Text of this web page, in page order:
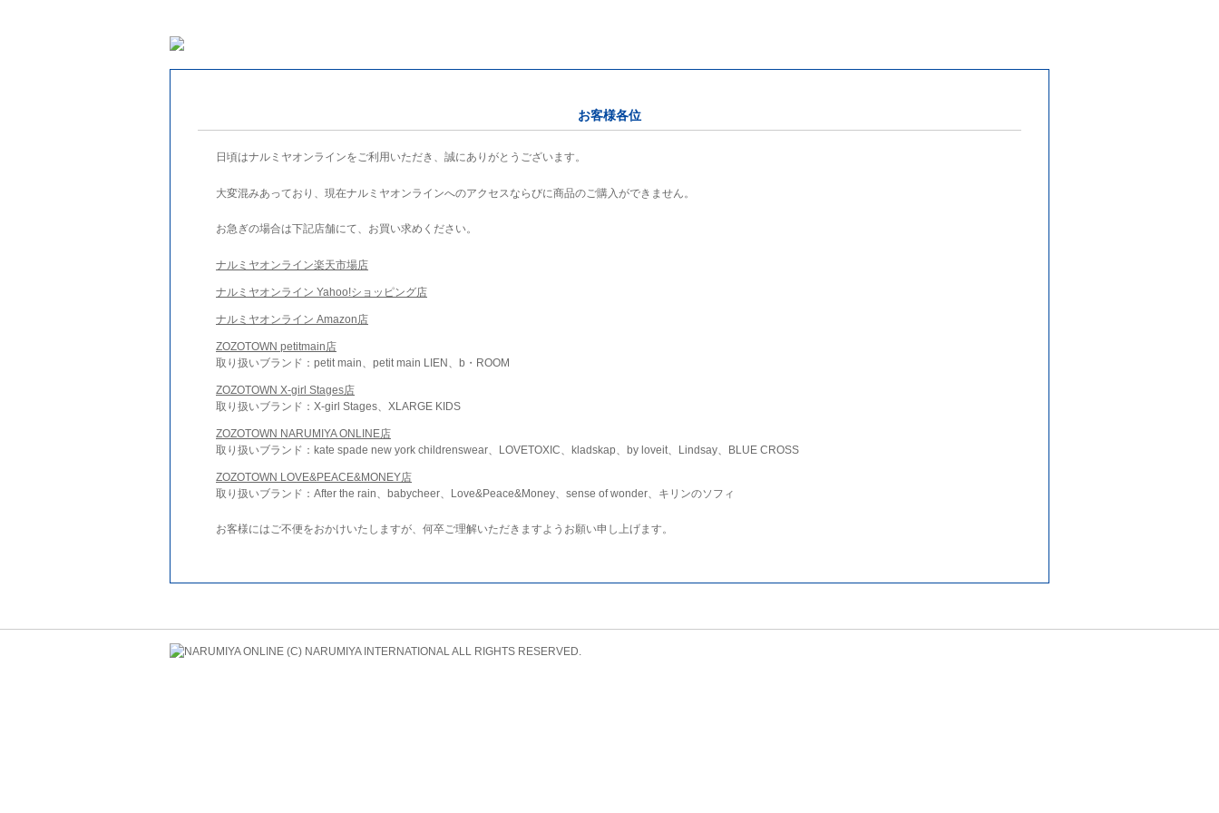
お客様各位
日頃はナルミヤオンラインをご利用いただき、誠にありがとうございます。
大変混みあっており、現在ナルミヤオンラインへのアクセスならびに商品のご購入ができません。
お急ぎの場合は下記店舗にて、お買い求めください。
ナルミヤオンライン楽天市場店
ナルミヤオンライン Yahoo!ショッピング店
ナルミヤオンライン Amazon店
ZOZOTOWN petitmain店
取り扱いブランド：petit main、petit main LIEN、b・ROOM
ZOZOTOWN X-girl Stages店
取り扱いブランド：X-girl Stages、XLARGE KIDS
ZOZOTOWN NARUMIYA ONLINE店
取り扱いブランド：kate spade new york childrenswear、LOVETOXIC、kladskap、by loveit、Lindsay、BLUE CROSS
ZOZOTOWN LOVE&PEACE&MONEY店
取り扱いブランド：After the rain、babycheer、Love&Peace&Money、sense of wonder、キリンのソフィ
お客様にはご不便をおかけいたしますが、何卒ご理解いただきますようお願い申し上げます。